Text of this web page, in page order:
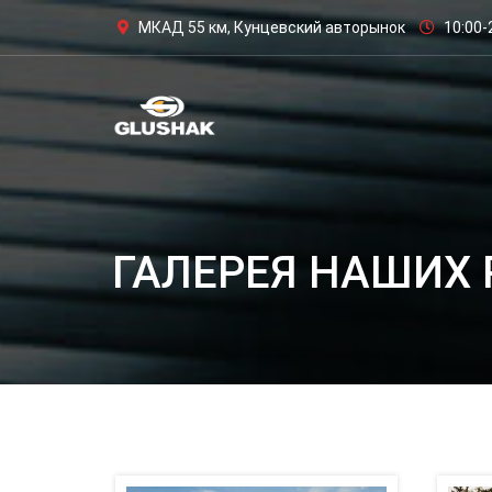
МКАД 55 км, Кунцевский авторынок 10:00-
ГАЛЕРЕЯ НАШИХ